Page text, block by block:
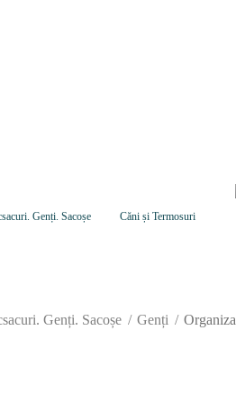
Genți. Sacoșe Căni și Termosuri
Genți. Sacoșe Genți